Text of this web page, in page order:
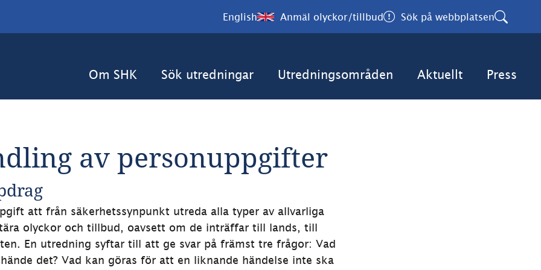
English Anmäl olyckor/tillbud Sök på webbplatsen
Om SHK Sök utredningar Utredningsområden Aktuellt Press
av personuppgifter
att från säkerhetssynpunkt utreda alla typer av allvarliga
olyckor och tillbud, oavsett om de inträffar till lands, till
En utredning syftar till att ge svar på främst tre frågor: Vad
det? Vad kan göras för att en liknande händelse inte ska